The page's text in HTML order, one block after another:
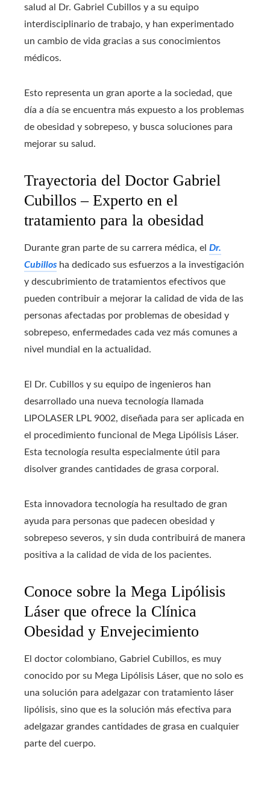
salud al Dr. Gabriel Cubillos y a su equipo
interdisciplinario de trabajo, y han experimentado
un cambio de vida gracias a sus conocimientos
médicos.
Esto representa un gran aporte a la sociedad, que
día a día se encuentra más expuesto a los problemas
de obesidad y sobrepeso, y busca soluciones para
mejorar su salud.
Trayectoria del Doctor Gabriel
Cubillos – Experto en el
tratamiento para la obesidad
Durante gran parte de su carrera médica, el Dr.
Cubillos ha dedicado sus esfuerzos a la investigación
y descubrimiento de tratamientos efectivos que
pueden contribuir a mejorar la calidad de vida de las
personas afectadas por problemas de obesidad y
sobrepeso, enfermedades cada vez más comunes a
nivel mundial en la actualidad.
El Dr. Cubillos y su equipo de ingenieros han
desarrollado una nueva tecnología llamada
LIPOLASER LPL 9002, diseñada para ser aplicada en
el procedimiento funcional de Mega Lipólisis Láser.
Esta tecnología resulta especialmente útil para
disolver grandes cantidades de grasa corporal.
Esta innovadora tecnología ha resultado de gran
ayuda para personas que padecen obesidad y
sobrepeso severos, y sin duda contribuirá de manera
positiva a la calidad de vida de los pacientes.
Conoce sobre la Mega Lipólisis
Láser que ofrece la Clínica
Obesidad y Envejecimiento
El doctor colombiano, Gabriel Cubillos, es muy
conocido por su Mega Lipólisis Láser, que no solo es
una solución para adelgazar con tratamiento láser
lipólisis, sino que es la solución más efectiva para
adelgazar grandes cantidades de grasa en cualquier
parte del cuerpo.